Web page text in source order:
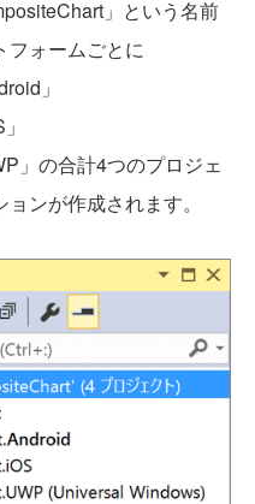
」という名前
フォームごとに
」
」の合計4つのプロジェ
ンが作成されます。